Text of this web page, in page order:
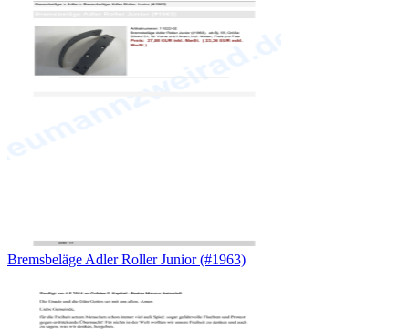
Bremsbeläge Adler Roller Junior (#1963)